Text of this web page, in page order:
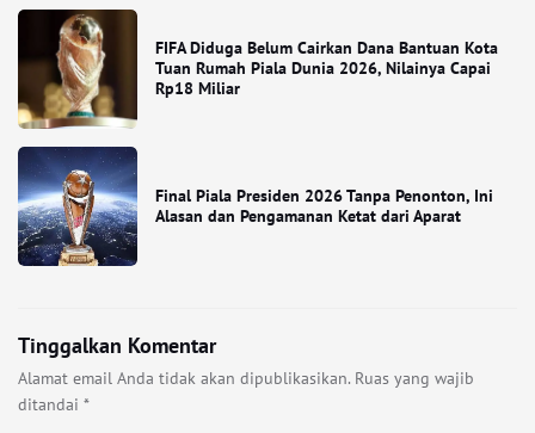
FIFA Diduga Belum Cairkan Dana Bantuan Kota
Tuan Rumah Piala Dunia 2026, Nilainya Capai
Rp18 Miliar
Final Piala Presiden 2026 Tanpa Penonton, Ini
Alasan dan Pengamanan Ketat dari Aparat
Tinggalkan Komentar
Alamat email Anda tidak akan dipublikasikan. Ruas yang wajib
ditandai *